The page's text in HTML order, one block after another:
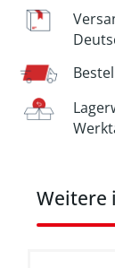
Weitere